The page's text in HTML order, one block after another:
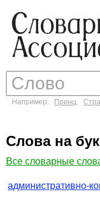
Например: Принц,
Слова на
Все словарные
административно-